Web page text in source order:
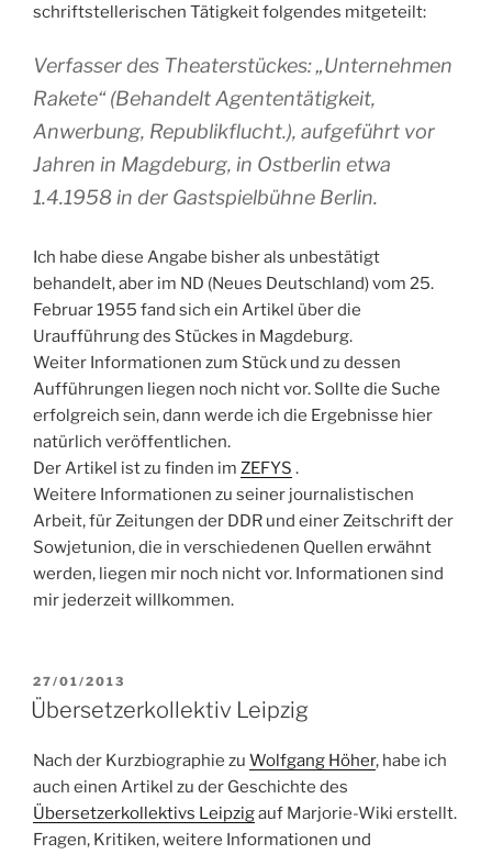
schriftstellerischen Tätigkeit folgendes mitgeteilt:
Verfasser des Theaterstückes: „Unternehmen
Rakete“ (Behandelt Agententätigkeit,
Anwerbung, Republikflucht.), aufgeführt vor
Jahren in Magdeburg, in Ostberlin etwa
1.4.1958 in der Gastspielbühne Berlin.
Ich habe diese Angabe bisher als unbestätigt
behandelt, aber im ND (Neues Deutschland) vom 25.
Februar 1955 fand sich ein Artikel über die
Uraufführung des Stückes in Magdeburg.
Weiter Informationen zum Stück und zu dessen
Aufführungen liegen noch nicht vor. Sollte die Suche
erfolgreich sein, dann werde ich die Ergebnisse hier
natürlich veröffentlichen.
Der Artikel ist zu finden im ZEFYS .
Weitere Informationen zu seiner journalistischen
Arbeit, für Zeitungen der DDR und einer Zeitschrift der
Sowjetunion, die in verschiedenen Quellen erwähnt
werden, liegen mir noch nicht vor. Informationen sind
mir jederzeit willkommen.
VERÖFFENTLICHT
AM
27/01/2013
Übersetzerkollektiv Leipzig
Nach der Kurzbiographie zu Wolfgang Höher, habe ich
auch einen Artikel zu der Geschichte des
Übersetzerkollektivs Leipzigauf Marjorie-Wiki erstellt.
Fragen, Kritiken, weitere Informationen und